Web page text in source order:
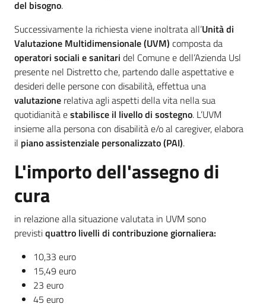
Piani Programmi
Progetti
del bisogno.
Successivamente la richiesta viene inoltrata all’Unità di
Valutazione Multidimensionale (UVM) composta da
operatori sociali e sanitari del Comune e dell’Azienda Usl
presente nel Distretto che, partendo dalle aspettative e
desideri delle persone con disabilità, effettua una
valutazione relativa agli aspetti della vita nella sua
quotidianità estabilisce il livello di sostegno. L’UVM
insieme alla persona con disabilità e/o al caregiver, elabora
il piano assistenziale personalizzato (PAI).
L'importo dell'assegno di
cura
in relazione alla situazione valutata in UVM sono
previstiquattro livelli di contribuzione giornaliera:
10,33 euro
15,49 euro
23 euro
45 euro